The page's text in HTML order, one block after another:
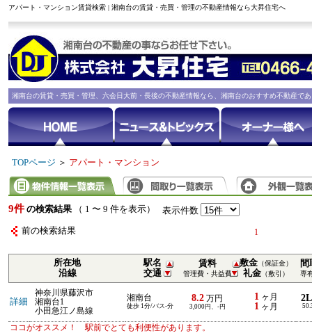
アパート・マンション賃貸検索 | 湘南台の賃貸・売買・管理の不動産情報なら大昇住宅へ
湘南台の賃貸・売買・管理、六会日大前・長後の不動産情報なら、湘南台のおすすめ不動産で
TOPページ ＞ アパート・マンション
9件 の検索結果 （ 1 〜 9 件を表示） 表示件数
前の検索結果 1
所在地
沿線
駅名
交通
賃料
管理費・共益費
敷金（保証金）
礼金（敷引）
間
専
詳細
神奈川県藤沢市
湘南台1
小田急江ノ島線
湘南台
徒歩 1分/バス-分
8.2 万円
3,000円、-円
1 ヶ月
1 ヶ月
ココがオススメ！ 駅前でとても利便性があります。